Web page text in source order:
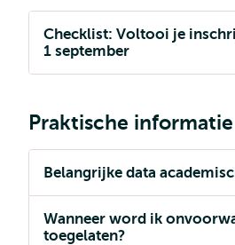
Checklist: Voltooi je
1 september
Praktische informatie
Belangrijke data
Wanneer word ik
toegelaten?